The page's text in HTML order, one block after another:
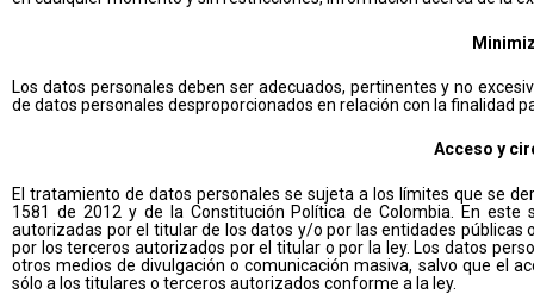
Los datos personales deben ser adecuados, pertinentes y no
de datos personales desproporcionados en relación con la finalidad
Acceso y
El tratamiento de datos personales se sujeta a los límites que se
1581 de 2012 y de la Constitución Política de Colombia. En
autorizadas por el titular de los datos y/o por las entidades
por los terceros autorizados por el titular o por la ley. Los datos
otros medios de divulgación o comunicación masiva, salvo que el
sólo a los titulares o terceros autorizados conforme a la ley.